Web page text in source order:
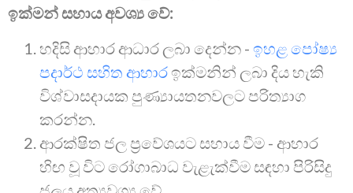
ඉක්මන් සහාය අවශ්‍ය වේ:
හදිසි ආහාර ආධාර ලබා දෙන්න - ඉහළ පෝෂ්‍ය
පදාර්ථ සහිත ආහාර ඉක්මනින් ලබා දිය හැකි
විශ්වාසදායක පුණ්‍යායතනවලට පරිත්‍යාග
කරන්න.
ආරක්ෂිත ජල ප්‍රවේශයට සහාය වීම - ආහාර
හිඟ වූ විට රෝගාබාධ වැළැක්වීම සඳහා පිරිසිදු